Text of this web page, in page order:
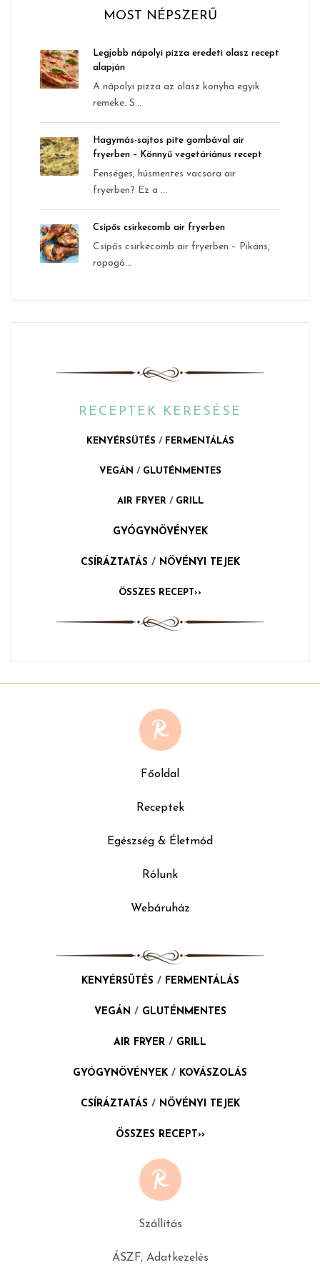
MOST NÉPSZERŰ
Legjobb nápolyi pizza eredeti olasz recept
alapján
A nápolyi pizza az olasz konyha egyik
remeke. S...
Hagymás-sajtos pite gombával air
fryerben – Könnyű vegetáriánus recept
Fenséges, húsmentes vacsora air
fryerben? Ez a ...
Csípős csirkecomb air fryerben
Csípős csirkecomb air fryerben – Pikáns,
ropogó...
RECEPTEK KERESÉSE
KENYÉRSÜTÉS / FERMENTÁLÁS
VEGÁN / GLUTÉNMENTES
AIR FRYER / GRILL
GYÓGYNÖVÉNYEK
CSÍRÁZTATÁS / NÖVÉNYI TEJEK
ÖSSZES RECEPT››
Főoldal
Receptek
Egészség & Életmód
Rólunk
Webáruház
KENYÉRSÜTÉS / FERMENTÁLÁS
VEGÁN / GLUTÉNMENTES
AIR FRYER / GRILL
GYÓGYNÖVÉNYEK / KOVÁSZOLÁS
CSÍRÁZTATÁS / NÖVÉNYI TEJEK
ÖSSZES RECEPT››
Szállítás
ÁSZF, Adatkezelés